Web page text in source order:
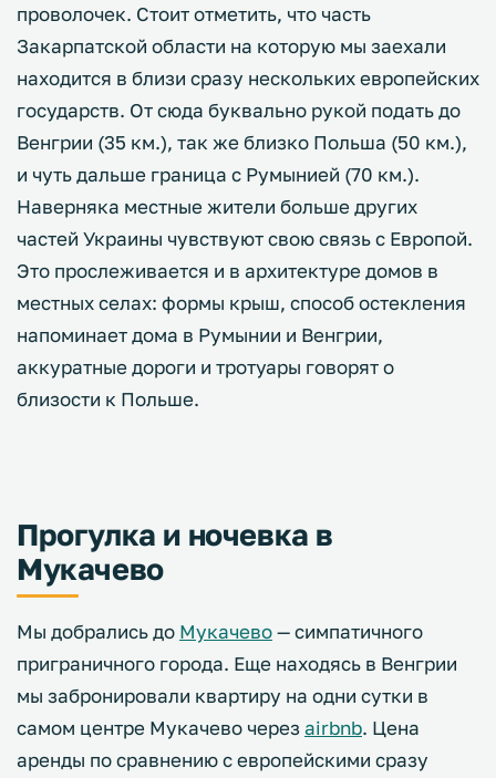
проволочек. Стоит отметить, что часть
Закарпатской области на которую мы заехали
находится в близи сразу нескольких европейских
государств. От сюда буквально рукой подать до
Венгрии (35 км.), так же близко Польша (50 км.),
и чуть дальше граница с Румынией (70 км.).
Наверняка местные жители больше других
частей Украины чувствуют свою связь с Европой.
Это прослеживается и в архитектуре домов в
местных селах: формы крыш, способ остекления
напоминает дома в Румынии и Венгрии,
аккуратные дороги и тротуары говорят о
близости к Польше.
Прогулка и ночевка в
Мукачево
Мы добрались до Мукачево— симпатичного
приграничного города. Еще находясь в Венгрии
мы забронировали квартиру на одни сутки в
самом центре Мукачево черезairbnb. Цена
аренды по сравнению с европейскими сразу